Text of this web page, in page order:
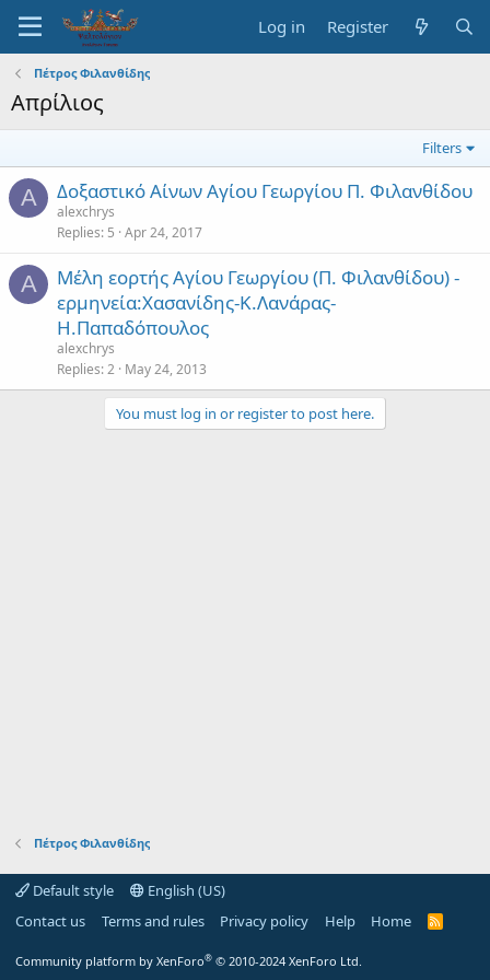
Log in Register
Πέτρος Φιλανθίδης
Απρίλιος
Filters
A Δοξαστικό Αίνων Αγίου Γεωργίου Π. Φιλανθίδου
alexchrys
Replies 5 Apr 24, 2017
A
Μέλη εορτής Αγίου Γεωργίου (Π. Φιλανθίδου) -
ερμηνεία:Χασανίδης-Κ.Λανάρας-
Η.Παπαδόπουλος
alexchrys
Replies 2 May 24, 2013
You must log in or register to post here.
Πέτρος Φιλανθίδης
Default style
English (US)
Contact us
Terms and rules Privacy policy Help Home
R
Community platform by XenForo® © 2010-2024 XenForo Ltd.